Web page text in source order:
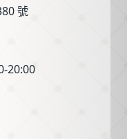
號
20:00